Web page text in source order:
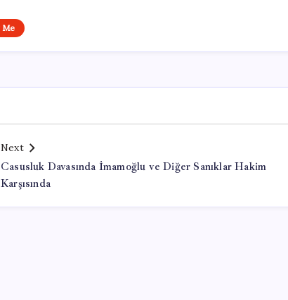
Me
Next
Casusluk Davasında İmamoğlu ve Diğer Sanıklar Hakim
Karşısında